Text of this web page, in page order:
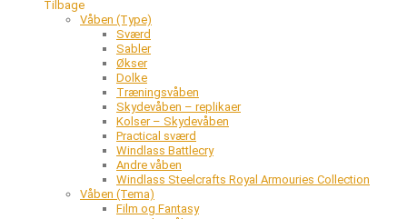
Tilbage
Våben (Type)
Sværd
Sabler
Økser
Dolke
Træningsvåben
Skydevåben – replikaer
Kolser – Skydevåben
Practical sværd
Windlass Battlecry
Andre våben
Windlass Steelcrafts Royal Armouries Collection
Våben (Tema)
Film og Fantasy